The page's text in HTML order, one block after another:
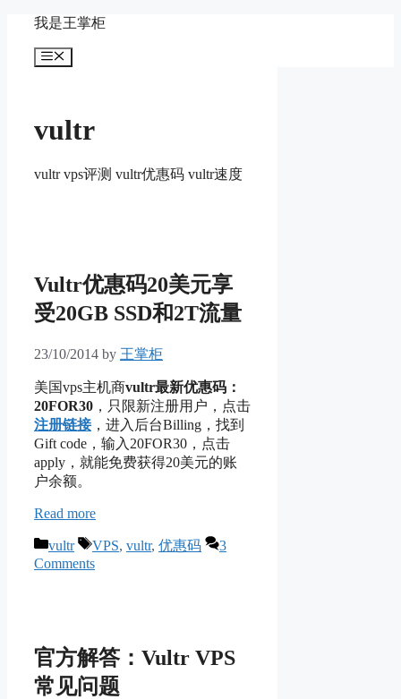
content
我是王掌柜
Menu
vultr
vultr vps评测 vultr优惠码 vultr速度
Vultr优惠码20美元享
受20GB SSD和2T流量
23/10/2014 by 王掌柜
美国vps主机商vultr最新优惠码：
20FOR30 ，只限新注册用户，点击
注册链接，进入后台Billing，找到
Gift code，输入20FOR30，点击
apply，就能免费获得20美元的账
户余额。
Read more
Categories
vultr Tags
VPS, vultr, 优惠码
3
Comments
官方解答：Vultr VPS
常见问题